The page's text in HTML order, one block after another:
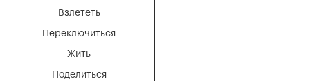
Взлететь
Переключиться
Жить
Поделиться